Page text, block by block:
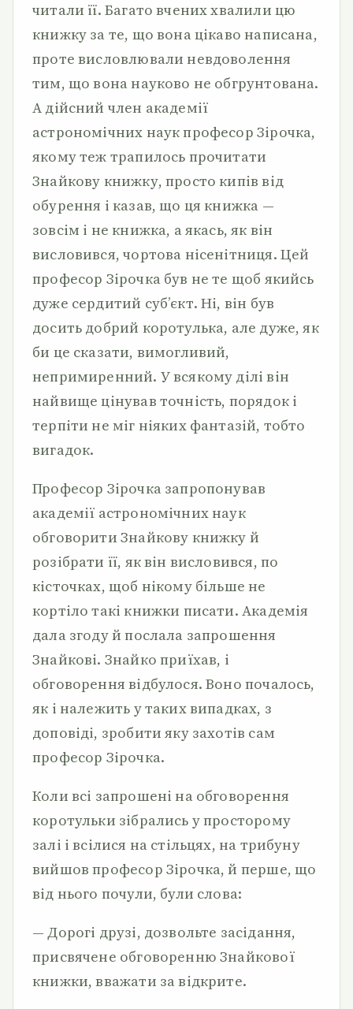
читали її. Багато вчених хвалили цю
книжку за те, що вона цікаво написана,
проте висловлювали невдоволення
тим, що вона науково не обгрунтована.
А дійсний член академії
астрономічних наук професор Зірочка,
якому теж трапилось прочитати
Знайкову книжку, просто кипів від
обурення і казав, що ця книжка —
зовсім і не книжка, а якась, як він
висловився, чортова нісенітниця. Цей
професор Зірочка був не те щоб якийсь
дуже сердитий суб’єкт. Ні, він був
досить добрий коротулька, але дуже, як
би це сказати, вимогливий,
непримиренний. У всякому ділі він
найвище цінував точність, порядок і
терпіти не міг ніяких фантазій, тобто
вигадок.
Професор Зірочка запропонував
академії астрономічних наук
обговорити Знайкову книжку й
розібрати її, як він висловився, по
кісточках, щоб нікому більше не
кортіло такі книжки писати. Академія
дала згоду й послала запрошення
Знайкові. Знайко приїхав, і
обговорення відбулося. Воно почалось,
як і належить у таких випадках, з
доповіді, зробити яку захотів сам
професор Зірочка.
Коли всі запрошені на обговорення
коротульки зібрались у просторому
залі і всілися на стільцях, на трибуну
вийшов професор Зірочка, й перше, що
від нього почули, були слова:
— Дорогі друзі, дозвольте засідання,
присвячене обговоренню Знайкової
книжки, вважати за відкрите.